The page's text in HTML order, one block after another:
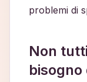
problemi di
Non